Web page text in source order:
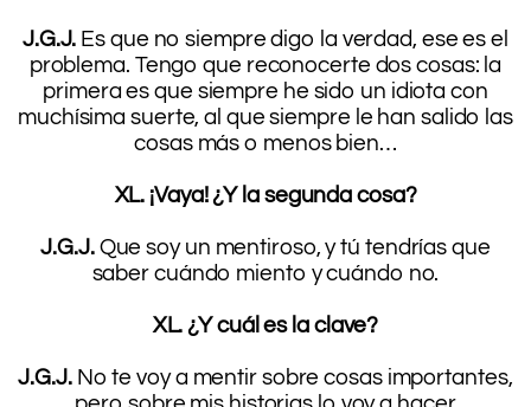
J.G.J. Es que no siempre digo la verdad, ese es el
problema. Tengo que reconocerte dos cosas: la
primera es que siempre he sido un idiota con
muchísima suerte, al que siempre le han salido las
cosas más o menos bien…
XL. ¡Vaya! ¿Y la segunda cosa?
J.G.J.Que soy un mentiroso, y tú tendrías que
saber cuándo miento y cuándo no.
XL. ¿Y cuál es la clave?
J.G.J.No te voy a mentir sobre cosas importantes,